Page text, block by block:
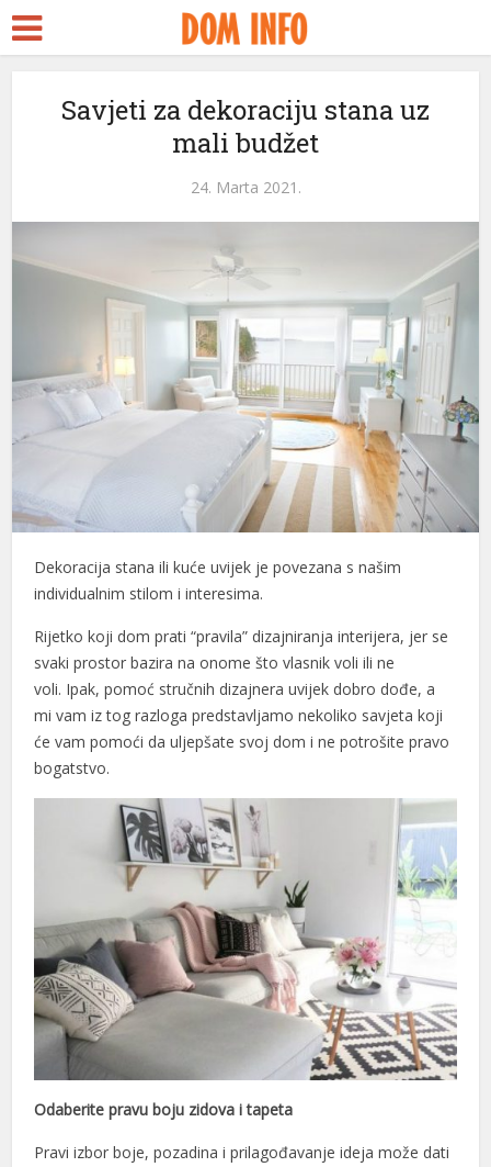
Savjeti za dekoraciju stana uz
mali budžet
24. Marta 2021.
Dekoracija stana ili kuće uvijek je povezana s našim
individualnim stilom i interesima.
Rijetko koji dom prati “pravila” dizajniranja interijera, jer se
svaki prostor bazira na onome što vlasnik voli ili ne
voli. Ipak, pomoć stručnih dizajnera uvijek dobro dođe, a
mi vam iz tog razloga predstavljamo nekoliko savjeta koji
će vam pomoći da uljepšate svoj dom i ne potrošite pravo
bogatstvo.
Odaberite pravu boju zidova i tapeta
Pravi izbor boje, pozadina i prilagođavanje ideja može dati